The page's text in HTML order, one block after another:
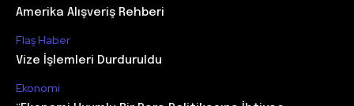
Amerika Alışveriş Rehberi
Flaş Haber
Vize İşlemleri Durduruldu
Ekonomi